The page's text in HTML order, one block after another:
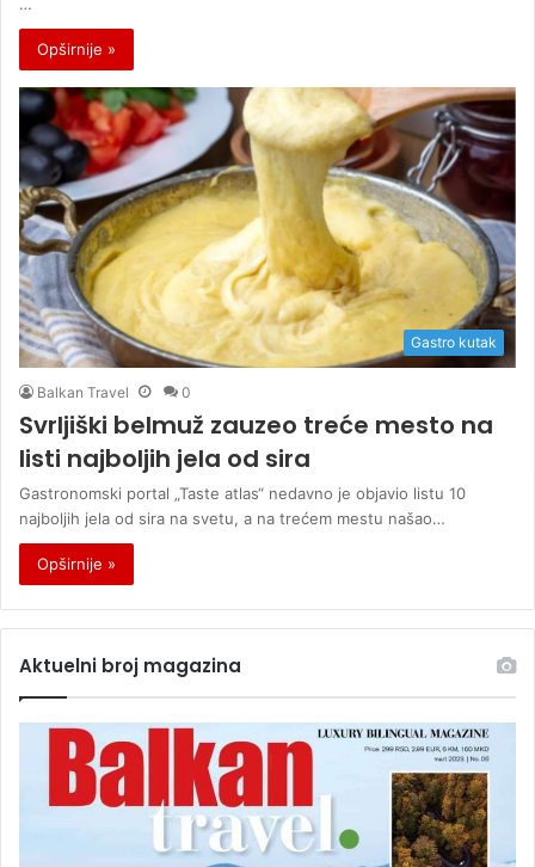
Opširnije »
Gastro kutak
Balkan Travel 0
Svrljiški belmuž zauzeo treće mesto na
listi najboljih jela od sira
Gastronomski portal „Taste atlas“ nedavno je objavio listu 10
najboljih jela od sira na svetu, a na trećem mestu našao…
Opširnije »
Aktuelni broj magazina